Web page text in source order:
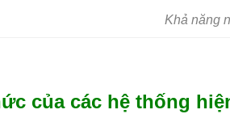
Khả năng
của các hệ thống